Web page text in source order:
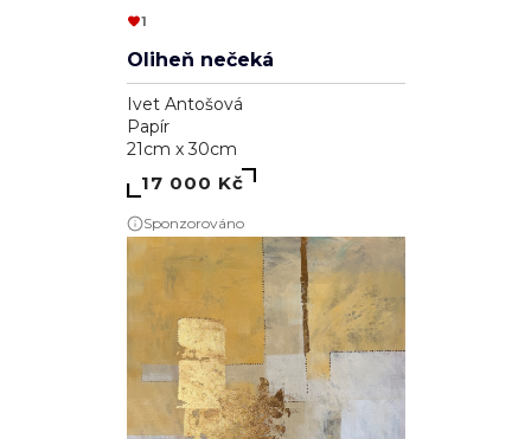
1
Oliheň nečeká
Ivet Antošová
Papír
21cm x 30cm
17 000 Kč
Sponzorováno